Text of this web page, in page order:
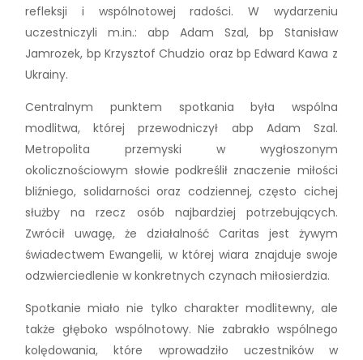
refleksji i wspólnotowej radości. W wydarzeniu
uczestniczyli m.in.: abp Adam Szal, bp Stanisław
Jamrozek, bp Krzysztof Chudzio oraz bp Edward Kawa z
Ukrainy.
Centralnym punktem spotkania była wspólna
modlitwa, której przewodniczył abp Adam Szal.
Metropolita przemyski w wygłoszonym
okolicznościowym słowie podkreślił znaczenie miłości
bliźniego, solidarności oraz codziennej, często cichej
służby na rzecz osób najbardziej potrzebujących.
Zwrócił uwagę, że działalność Caritas jest żywym
świadectwem Ewangelii, w której wiara znajduje swoje
odzwierciedlenie w konkretnych czynach miłosierdzia.
Spotkanie miało nie tylko charakter modlitewny, ale
także głęboko wspólnotowy. Nie zabrakło wspólnego
kolędowania, które wprowadziło uczestników w